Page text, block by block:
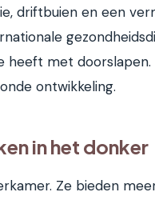
driftbuien en een
met doorslapen.
ontwikkeling.
in het donker
Ze bieden